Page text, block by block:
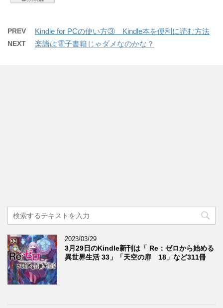
PREV Kindle for PCの使い方③ Kindle本を便利に読む方法
NEXT 楽譜は電子書籍じゃダメなのかな？
2023/03/29
3月29日のKindle新刊は「 Re：ゼロから始める
異世界生活 33」「天空の扉 18」など311冊